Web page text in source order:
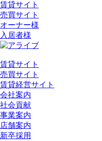
賃貸サイト
売買サイト
オーナー様
入居者様
賃貸サイト
売買サイト
賃貸経営サイト
会社案内
社会貢献
事業案内
店舗案内
新卒採用